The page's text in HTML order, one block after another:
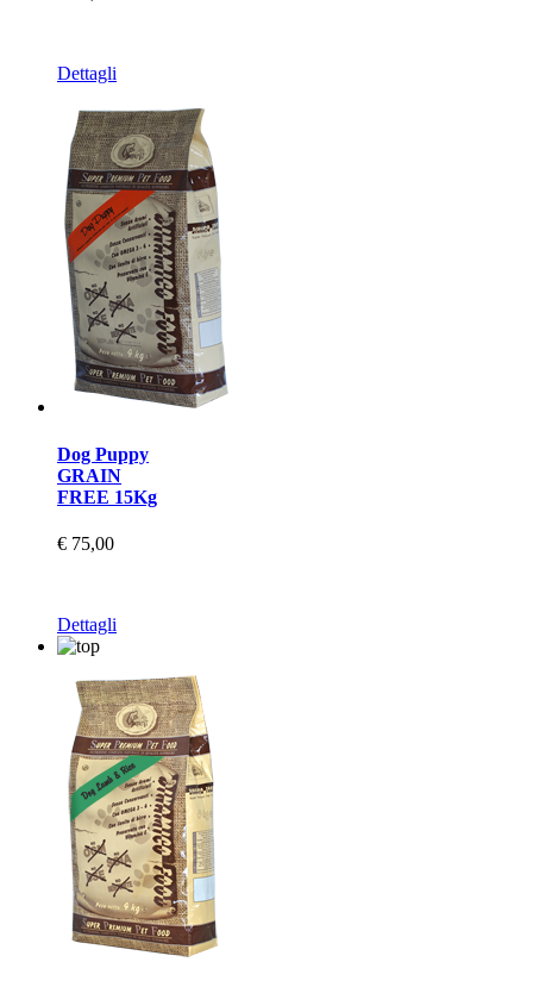
Dettagli
Dog Puppy
GRAIN
FREE 15Kg
€ 75,00
Dettagli